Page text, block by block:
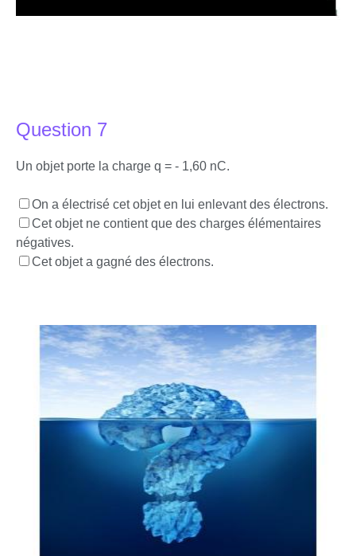
Question 7
Un objet porte la charge q = - 1,60 nC.
On a électrisé cet objet en lui enlevant des électrons.
Cet objet ne contient que des charges élémentaires
négatives.
Cet objet a gagné des électrons.